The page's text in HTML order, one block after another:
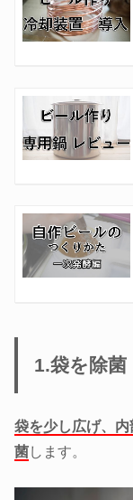
1.袋を除菌
袋を少し広げ、
菌します。